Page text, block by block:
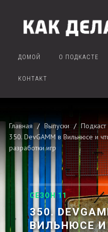
ДОМОЙ О ПОДКАСТЕ
КОНТАКТ
Главная Выпуски
Подкаст
350. DevGAMM в Вильнюсе и
разработки игр
СЕЗОН 11
350.
ВИЛЬНЮСЕ